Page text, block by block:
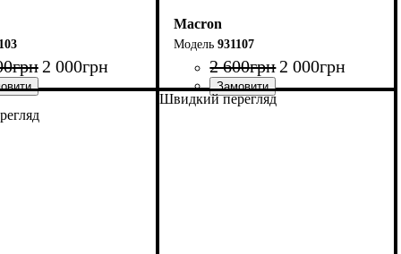
грн 2 000грн
Macron
931107
2 600грн 2 000грн
Стать: Дитяче, Унісекс
Виробник: Macron
Колір: Темно-синій
Швидкий перегляд